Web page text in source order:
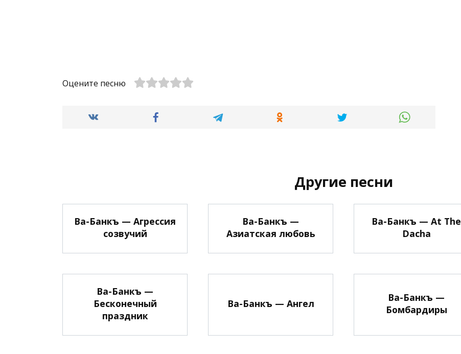
Оцените песню
Другие песни
Ва-Банкъ — Агрессия
созвучий
Ва-Банкъ —
Азиатская любовь
Ва-Банкъ — At The
Dacha
Ва-Банкъ —
Бесконечный
праздник
Ва-Банкъ — Ангел
Ва-Банкъ —
Бомбардиры